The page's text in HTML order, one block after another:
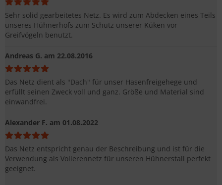
Sehr solid gearbeitetes Netz. Es wird zum Abdecken eines Teils
unseres Hühnerhofs zum Schutz unserer Küken vor
Greifvögeln benutzt.
Andreas G. am 22.08.2016
Das Netz dient als "Dach" für unser Hasenfreigehege und
erfüllt seinen Zweck voll und ganz. Größe und Material sind
einwandfrei.
Alexander F. am 01.08.2022
Das Netz entspricht genau der Beschreibung und ist für die
Verwendung als Volierennetz für unseren Hühnerstall perfekt
geeignet.